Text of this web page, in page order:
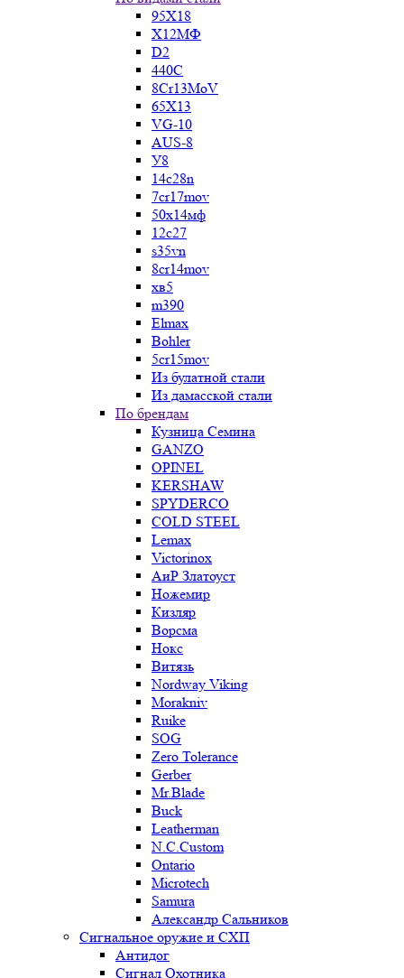
95Х18
Х12МФ
D2
440C
8Cr13MoV
65Х13
VG-10
AUS-8
У8
14c28n
7cr17mov
50х14мф
12c27
s35vn
8cr14mov
хв5
m390
Elmax
Bohler
5cr15mov
Из булатной стали
Из дамасской стали
По брендам
Кузница Семина
GANZO
OPINEL
KERSHAW
SPYDERCO
COLD STEEL
Lemax
Victorinox
АиР Златоуст
Ножемир
Кизляр
Ворсма
Нокс
Витязь
Nordway Viking
Morakniv
Ruike
SOG
Zero Tolerance
Gerber
Mr.Blade
Buck
Leatherman
N.C.Custom
Ontario
Microtech
Samura
Александр Сальников
Сигнальное оружие и СХП
Антидог
Сигнал Охотника